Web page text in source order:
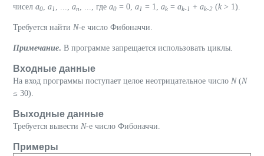
чисел a0, a1 , ..., an, ..., где a0 = 0, a1 = 1, ak = ak-1 + ak-2 (k > 1).
Требуется найти N-е число Фибоначчи.
Примечание. В программе запрещается использовать циклы.
Входные данные
На вход программы поступает целое неотрицательное число N(N
≤ 30).
Выходные данные
Требуется вывести N-е число Фибоначчи.
Примеры